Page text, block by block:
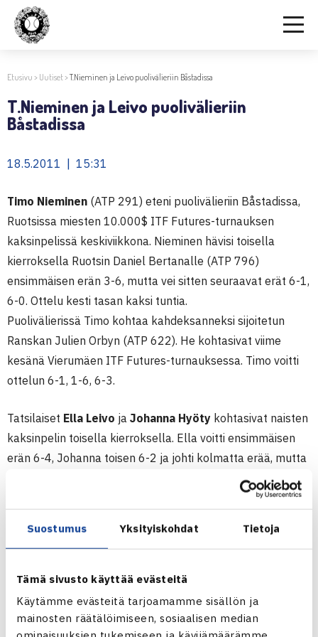
Suostumus Yksityiskohdat Tietoja
Tämä sivusto käyttää evästeitä
Käytämme evästeitä tarjoamamme sisällön ja
mainosten räätälöimiseen, sosiaalisen median
Etusivu > Uutiset>T.Nieminen ja Leivo puolivälieriin Båstadissa
T.Nieminen ja Leivo puolivälieriin
Båstadissa
18.5.2011 | 15:31
Timo Nieminen (ATP 291) eteni puolivälieriin Båstadissa,
Ruotsissa miesten 10.000$ ITF Futures-turnauksen
kaksinpelissä keskiviikkona. Nieminen hävisi toisella
kierroksella Ruotsin Daniel Bertanalle (ATP 796)
ensimmäisen erän 3-6, mutta vei sitten seuraavat erät 6-1,
6-0. Ottelu kesti tasan kaksi tuntia.
Puolivälierissä Timo kohtaa kahdeksanneksi sijoitetun
Ranskan Julien Orbyn (ATP 622). He kohtasivat viime
kesänä Vierumäen ITF Futures-turnauksessa. Timo voitti
ottelun 6-1, 1-6, 6-3.
Tatsilaiset Ella Leivo ja Johanna Hyöty kohtasivat naisten
kaksinpelin toisella kierroksella. Ella voitti ensimmäisen
erän 6-4, Johanna toisen 6-2 ja johti kolmatta erää, mutta
Ella tasoitti tilanteen 5-5:een ja meni sitten 7-5 voittoon.
Puolivälierissä Ella kohtaa villin kortin saaneen Ruotsin
14.-22.5.2011 Båstad, Ruotsi
Miesten kaksinpeli
2.kierrosta: Timo Nieminen – Daniel Berta Ruotsi 36 61 60